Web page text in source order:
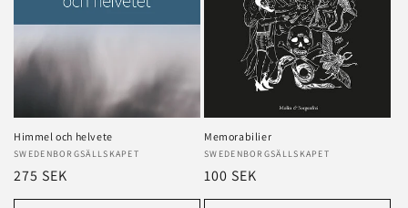
r
i
e
:
Himmel och helvete
Säljare:
SWEDENBORGSÄLLSKAPET
Ordinarie
pris
275 SEK
Memorabilier
Säljare:
SWEDENBORGSÄLLSKAPET
Ordinarie
pris
100 SEK